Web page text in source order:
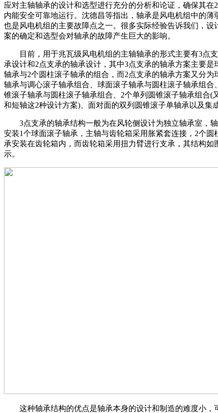
应对主轴轴承的设计和选型进行充分的分析和论证，确保其在
内能安全可靠地运行。沈德昌等指出，轴承是风电机组中的薄
也是风电机组的主要故障点之一。很多实际经验告诉我们，设
案的确定和选型会对轴承的故障产生巨大的影响。
目前，用于兆瓦级风电机组的主轴轴承的形式主要有3点
承设计和2点支承的轴承设计，其中3点支承的轴承方案主要是
轴承与2个圆柱滚子轴承的组合，而2点支承的轴承方案又分为
轴承与调心滚子轴承组合、球面滚子轴承与圆柱滚子轴承组合
锥滚子轴承与圆柱滚子轴承组合、2个单列圆锥滚子轴承组合(
和短轴这2种设计方案)、面对面的双列圆锥滚子单轴承以及集
3点支承的轴承结构一般为在风轮侧设计为独立轴承室，
安装1个球面滚子轴承，主轴与齿轮箱采用胀紧套连接，2个圆
承安装在齿轮箱内，而齿轮箱采用扭力臂进行支承，其结构如
示。
这种轴承结构的优点是轴承本身的设计和制造的难度小，